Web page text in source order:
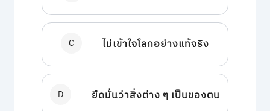
C ไม่เข้าใจโลกอย่างแท้จริง
D ยึดมั่นว่าสิ่งต่าง ๆ เป็นของตน